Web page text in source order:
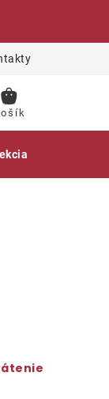
NÁKUPNÝ